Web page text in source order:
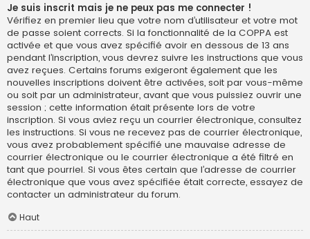
Je suis inscrit mais je ne peux pas me connecter !
Vérifiez en premier lieu que votre nom d’utilisateur et votre mot
de passe soient corrects. Si la fonctionnalité de la COPPA est
activée et que vous avez spécifié avoir en dessous de 13 ans
pendant l’inscription, vous devrez suivre les instructions que vous
avez reçues. Certains forums exigeront également que les
nouvelles inscriptions doivent être activées, soit par vous-même
ou soit par un administrateur, avant que vous puissiez ouvrir une
session ; cette information était présente lors de votre
inscription. Si vous aviez reçu un courrier électronique, consultez
les instructions. Si vous ne recevez pas de courrier électronique,
vous avez probablement spécifié une mauvaise adresse de
courrier électronique ou le courrier électronique a été filtré en
tant que pourriel. Si vous êtes certain que l’adresse de courrier
électronique que vous avez spécifiée était correcte, essayez de
contacter un administrateur du forum.
Haut